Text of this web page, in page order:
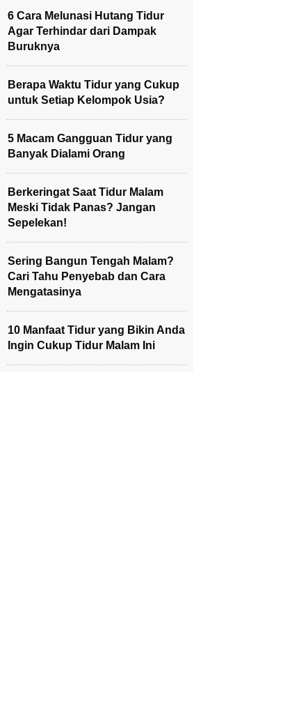
6 Cara Melunasi Hutang Tidur
Agar Terhindar dari Dampak
Buruknya
Berapa Waktu Tidur yang Cukup
untuk Setiap Kelompok Usia?
5 Macam Gangguan Tidur yang
Banyak Dialami Orang
Berkeringat Saat Tidur Malam
Meski Tidak Panas? Jangan
Sepelekan!
Sering Bangun Tengah Malam?
Cari Tahu Penyebab dan Cara
Mengatasinya
10 Manfaat Tidur yang Bikin Anda
Ingin Cukup Tidur Malam Ini